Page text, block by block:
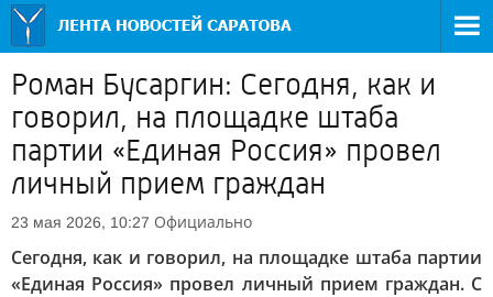
Роман Бусаргин: Сегодня, как и
говорил, на площадке штаба
партии «Единая Россия» провел
личный прием граждан
23 мая 2026, 10:27 Официально
Сегодня, как и говорил, на площадке штаба партии
«Единая Россия» провел личный прием граждан. С